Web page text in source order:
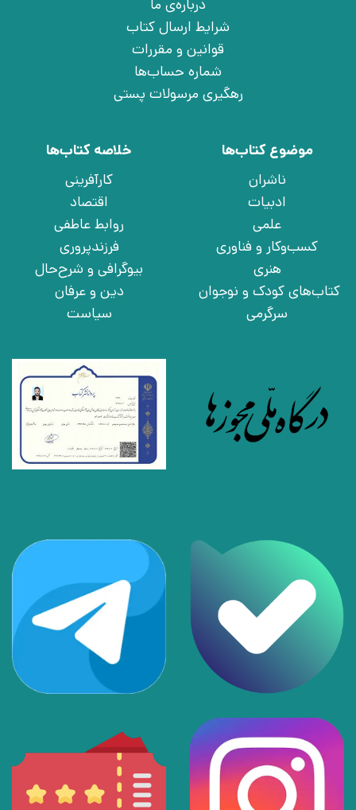
درباره‌ی ما
شرایط ارسال کتاب
قوانین و مقررات
شماره حساب‌ها
رهگیری مرسولات پستی
موضوع کتاب‌ها
ناشران
ادبیات
علمی
کسب‌وکار و فناوری
هنری
کتاب‌های کودک و نوجوان
سرگرمی
خلاصه کتاب‌ها
کارآفرینی
اقتصاد
روابط عاطفی
فرزندپروری
بیوگرافی و شرح‌حال
دین و عرفان
سیاست